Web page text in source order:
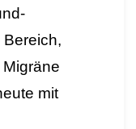
mit